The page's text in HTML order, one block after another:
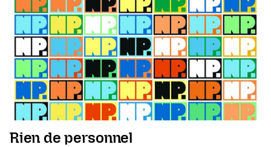
Rien de personnel